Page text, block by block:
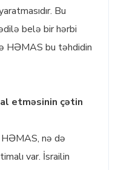
Bu
belə bir hərbi
HƏMAS bu təhdidin
etməsinin çətin
nə də
var. İsrailin